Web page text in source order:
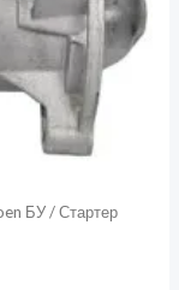
БУ/ Стартер